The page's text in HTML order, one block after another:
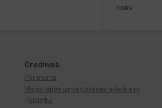
risks
Crediweb
Par mums
Mājas lapas izmantošanas noteikumi
Palīdzība